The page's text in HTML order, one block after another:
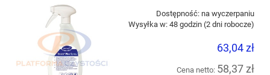
Dostępność: na wyczerpaniu
Wysyłka w: 48 godzin (2 dni robocze)
63,04 zł
Cena netto: 58,37 zł